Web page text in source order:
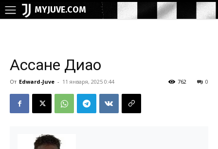
MYJUVE.COM
Ассане Диао
От Edward-Juve - 11 января, 2025 0:44 0
762